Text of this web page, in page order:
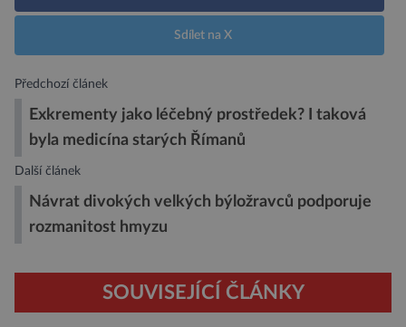
Sdílet na X
Předchozí článek
Exkrementy jako léčebný prostředek? I taková
byla medicína starých Římanů
Další článek
Návrat divokých velkých býložravců podporuje
rozmanitost hmyzu
SOUVISEJÍCÍ ČLÁNKY